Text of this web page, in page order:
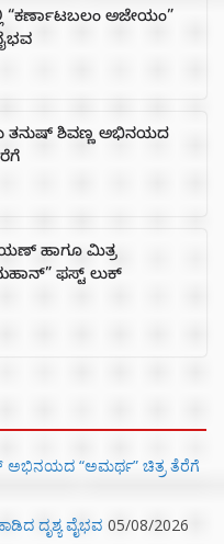
ಅಜೇಯಂ”
ತನುಷ್ ಶಿವಣ್ಣ ಅಭಿನಯದ
ಹಾಗೂ ಮಿತ್ರ
ಫಸ್ಟ್ ಲುಕ್
ಅಭಿನಯದ “ಅಮರ್ಥ” ಚಿತ್ರ ತೆರೆಗೆ
ದೃಶ್ಯ ವೈಭವ 05/08/2026